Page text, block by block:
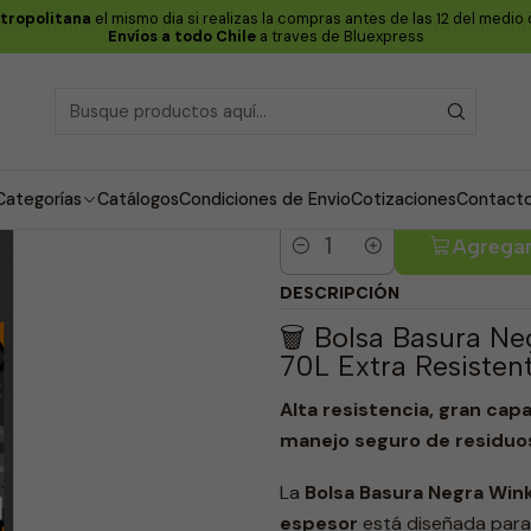
CatálogosCondiciones de EnvioCotizaciones
el mismo dia si realizas la compras antes de las 12 del medio
Envíos a todo Chilea traves de Bluexpress
Bolsa Basura Negra 80x110x0.4 120L Extra
Bolsa Basura
4.0 1 reseña
Cantidad
DESCRIPCIÓN
🗑️ Bolsa Basura
70L Extra
Alta resistencia, gran
manejo seguro de
La Bolsa Basura Negra
espesor está diseñada